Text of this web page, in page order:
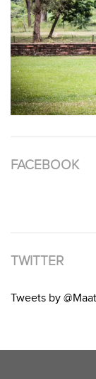
FACEBOOK
TWITTER
Tweets by